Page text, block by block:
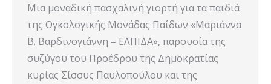
Μια μοναδική πασχαλινή γιορτή για τα παιδιά
της Ογκολογικής Μονάδας Παίδων «Μαριάννα
Β. Βαρδινογιάννη – ΕΛΠΙΔΑ», παρουσία της
συζύγου του Προέδρου της Δημοκρατίας
κυρίας Σίσσυς Παυλοπούλου και της